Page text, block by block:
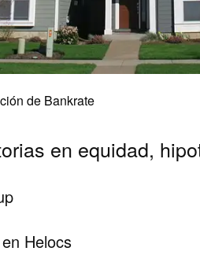
de Bankrate
en equidad,
Helocs